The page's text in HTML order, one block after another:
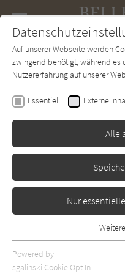
SUCHE Forum
Yasushi Inoue
Meine
Erschienen: Januar
Auf unserer Webseite werden
zwingend benötigt, während es
Nutzererfahrung auf unserer
Essentiell Externe
Alle
Nur
Essentielle Cookies werden
Webseite benötigt. Dadurch
Powered by
sgalinski Cookie Opt In